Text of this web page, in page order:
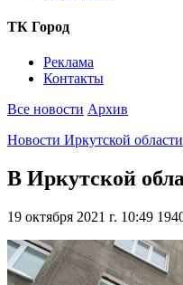
ТК Город
Реклама
Контакты
Все новости Архив
Новости Иркутской области
В Иркутской
19 октября 2021 г. 10:49